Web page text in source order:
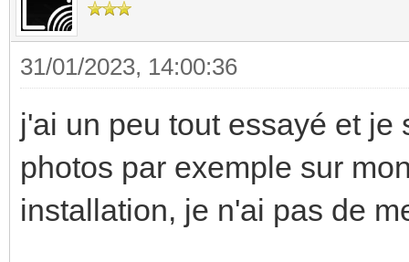
31/01/2023, 14:00:36
j'ai un peu tout essayé et
photos par exemple sur
installation, je n'ai pas de